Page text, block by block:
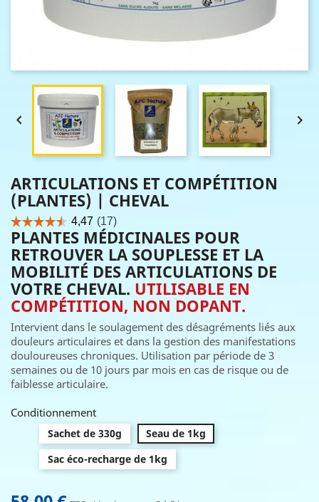
 
ARTICULATIONS ET COMPÉTITION
(PLANTES) | CHEVAL
PLANTES MÉDICINALES POUR
RETROUVER LA SOUPLESSE ET LA
MOBILITÉ DES ARTICULATIONS DE
VOTRE CHEVAL. UTILISABLE EN
COMPÉTITION, NON DOPANT.
Intervient dans le soulagement des désagréments liés aux
douleurs articulaires et dans la gestion des manifestations
douloureuses chroniques. Utilisation par période de 3
semaines ou de 10 jours par mois en cas de risque ou de
faiblesse articulaire.
Conditionnement
Sachet de 330g
Seau de 1kg
Sac éco-recharge de 1kg